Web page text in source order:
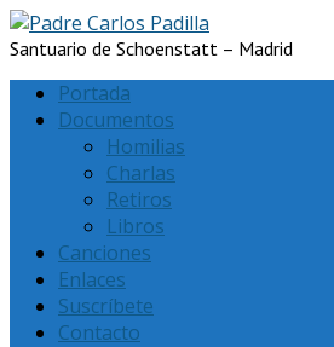
Santuario de Schoenstatt – Madrid
Portada
Documentos
Homilias
Charlas
Retiros
Libros
Canciones
Enlaces
Suscríbete
Contacto